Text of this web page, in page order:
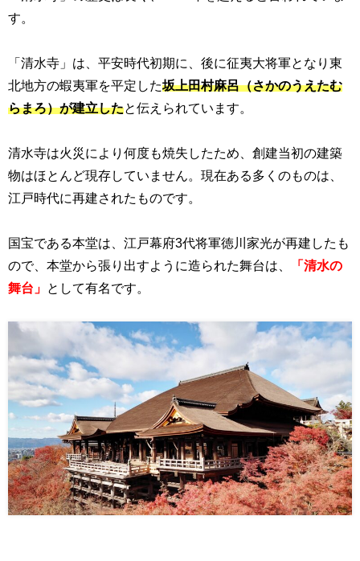
す。
「清水寺」は、平安時代初期に、後に征夷大将軍となり東
北地方の蝦夷軍を平定した坂上田村麻呂（さかのうえたむ
らまろ）が建立したと伝えられています。
清水寺は火災により何度も焼失したため、創建当初の建築
物はほとんど現存していません。現在ある多くのものは、
江戸時代に再建されたものです。
国宝である本堂は、江戸幕府3代将軍徳川家光が再建したも
ので、本堂から張り出すように造られた舞台は、
「清水の
舞台」
として有名です。